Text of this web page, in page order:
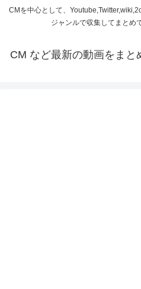
CMを中心として、
ジャンルで収集してまとめ
CM など最新の動画をま